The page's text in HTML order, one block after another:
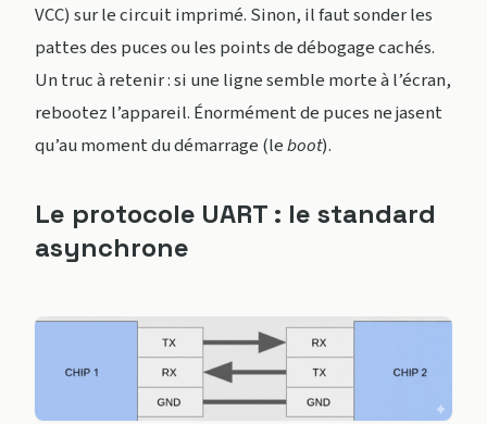
VCC) sur le circuit imprimé. Sinon, il faut sonder les
pattes des puces ou les points de débogage cachés.
Un truc à retenir : si une ligne semble morte à l’écran,
rebootez l’appareil. Énormément de puces ne jasent
qu’au moment du démarrage (leboot).
Le protocole UART : le standard
asynchrone